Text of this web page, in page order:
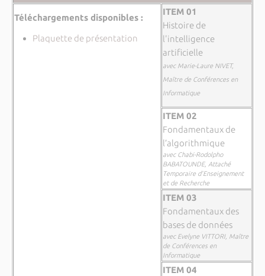
Téléchargements disponibles :
Plaquette de présentation
ITEM 01
Histoire de
l'intelligence
artificielle
avec Marie-Laure NIVET,
Maître de Conférences en
Informatique
ITEM 02
Fondamentaux de
l’algorithmique
avec Chabi-Rodolpho
BABATOUNDE, Attaché
Temporaire d’Enseignement
et de Recherche
ITEM 03
Fondamentaux des
bases de données
avec Evelyne VITTORI, Maître
de Conférences en
Informatique
ITEM 04